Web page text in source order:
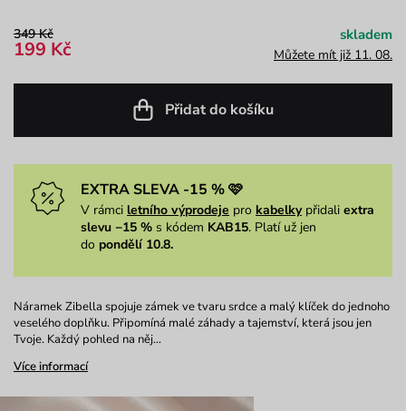
349 Kč
199 Kč
skladem
Můžete mít již 11. 08.
Přidat do košíku
EXTRA SLEVA -15 % 🩷
V rámci letního výprodeje pro kabelkypřidali extra
slevu −15 % s kódem KAB15. Platí už jen
do pondělí 10.8.
Náramek Zibella spojuje zámek ve tvaru srdce a malý klíček do jednoho
veselého doplňku. Připomíná malé záhady a tajemství, která jsou jen
Tvoje. Každý pohled na něj…
Více informací